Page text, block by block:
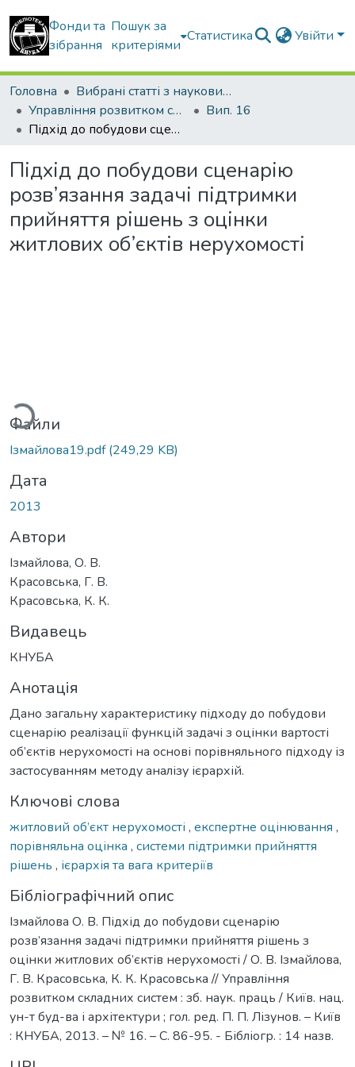
Фонди та
зібрання
Пошук за
критеріями
Статистика Увійти
Головна
Вибрані статті з наукових збірників КНУБА
Управління розвитком складних систем
Вип. 16
Підхід до побудови сценарію розв’язання задачі підтримки прийняття рішень з оцінки житлових об’єктів нерухомості
Підхід до побудови сценарію
розв’язання задачі підтримки
прийняття рішень з оцінки
житлових об’єктів нерухомості
Файли
Ізмайлова19.pdf(249,29 KB)
Дата
2013
Автори
Ізмайлова, О. В.
Красовська, Г. В.
Красовська, К. К.
Видавець
КНУБА
Анотація
Дано загальну характеристику підходу до побудови
сценарію реалізації функцій задачі з оцінки вартості
об’єктів нерухомості на основі порівняльного підходу із
застосуванням методу аналізу ієрархій.
Ключові слова
житловий об’єкт нерухомості , експертне оцінювання ,
порівняльна оцінка , системи підтримки прийняття
рішень , ієрархія та вага критеріїв
Бібліографічний опис
Ізмайлова О. В. Підхід до побудови сценарію
розв’язання задачі підтримки прийняття рішень з
оцінки житлових об’єктів нерухомості / О. В. Ізмайлова,
Г. В. Красовська, К. К. Красовська // Управління
розвитком складних систем : зб. наук. праць / Київ. нац.
ун-т буд-ва і архітектури ; гол. ред. П. П. Лізунов. – Київ
: КНУБА, 2013. – № 16. – С. 86-95. - Бібліогр. : 14 назв.